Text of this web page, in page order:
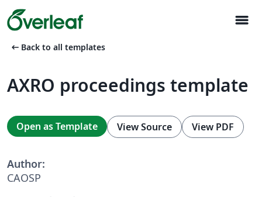
menu
arrow_left_alt Back to all templates
AXRO proceedings template
Open as Template View Source View PDF
Author:
CAOSP